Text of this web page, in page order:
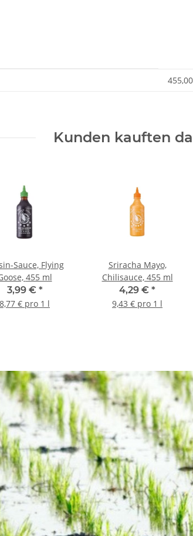
Kunden kauften
Sauce, Flying
Goose, 455 ml
3,99 € *
8,77 € pro 1 l
Sriracha Mayo,
Chilisauce, 455 ml
4,29 € *
9,43 € pro 1 l